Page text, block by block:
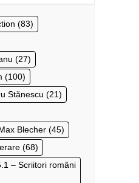
(83)
(27)
(100)
Stănescu (21)
Blecher (45)
(68)
– Scriitori români